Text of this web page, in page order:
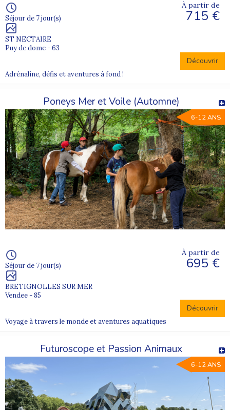
Séjour de 7 jour(s)
ST NECTAIRE
Puy de dome - 63
À partir de
715 €
Découvrir
Adrénaline, défis et aventures à fond !
Poneys Mer et Voile (Automne)
6-12 ANS
Séjour de 7 jour(s)
BRETIGNOLLES SUR MER
Vendee - 85
À partir de
695 €
Découvrir
Voyage à travers le monde et aventures aquatiques
Futuroscope et Passion Animaux
6-12 ANS